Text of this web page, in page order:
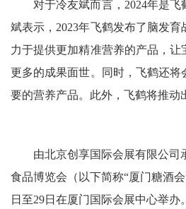
对于冷友斌而言，2024年是
斌表示，2023年飞鹤发布了脑发
力于提供更加精准营养的产品，
更多的成果面世。同时，飞鹤还将
要的营养产品。此外，飞鹤将推动
由北京创享国际会展有限公司
食品博览会（以下简称“厦门糖酒
日至29日在厦门国际会展中心举